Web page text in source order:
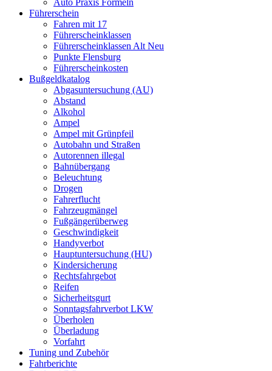
Auto Praxis Formeln
Führerschein
Fahren mit 17
Führerscheinklassen
Führerscheinklassen Alt Neu
Punkte Flensburg
Führerscheinkosten
Bußgeldkatalog
Abgasuntersuchung (AU)
Abstand
Alkohol
Ampel
Ampel mit Grünpfeil
Autobahn und Straßen
Autorennen illegal
Bahnübergang
Beleuchtung
Drogen
Fahrerflucht
Fahrzeugmängel
Fußgängerüberweg
Geschwindigkeit
Handyverbot
Hauptuntersuchung (HU)
Kindersicherung
Rechtsfahrgebot
Reifen
Sicherheitsgurt
Sonntagsfahrverbot LKW
Überholen
Überladung
Vorfahrt
Tuning und Zubehör
Fahrberichte